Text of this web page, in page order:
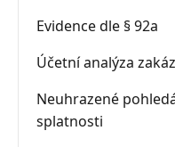
Evidence dle § 92a
Účetní analýza
Neuhrazené
splatnosti